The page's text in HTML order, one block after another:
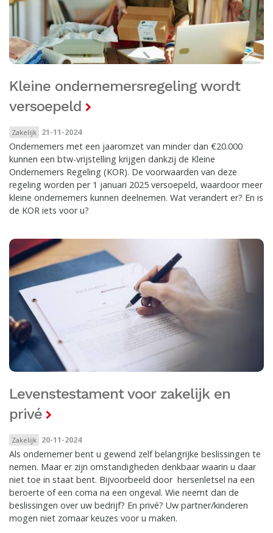
Kleine ondernemersregeling wordt
versoepeld
Zakelijk 21-11-2024
Ondernemers met een jaaromzet van minder dan €20.000
kunnen een btw-vrijstelling krijgen dankzij de Kleine
Ondernemers Regeling (KOR). De voorwaarden van deze
regeling worden per 1 januari 2025 versoepeld, waardoor meer
kleine ondernemers kunnen deelnemen. Wat verandert er? En is
de KOR iets voor u?
Levenstestament voor zakelijk en
privé
Zakelijk 20-11-2024
Als ondernemer bent u gewend zelf belangrijke beslissingen te
nemen. Maar er zijn omstandigheden denkbaar waarin u daar
niet toe in staat bent. Bijvoorbeeld door hersenletsel na een
beroerte of een coma na een ongeval. Wie neemt dan de
beslissingen over uw bedrijf? En privé? Uw partner/kinderen
mogen niet zomaar keuzes voor u maken.